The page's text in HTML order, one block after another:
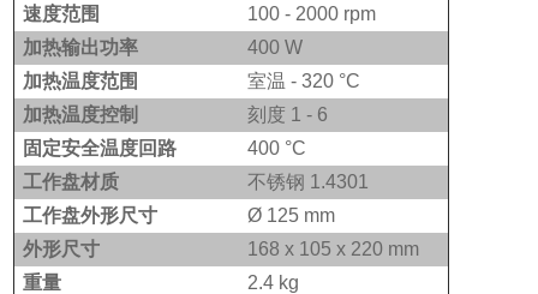
速度范围
100 - 2000 rpm
加热输出功率
400 W
加热温度范围
室温 - 320 °C
加热温度控制
刻度 1 - 6
固定安全温度回路
400 °C
工作盘材质
不锈钢 1.4301
工作盘外形尺寸
Ø 125 mm
外形尺寸
168 x 105 x 220 mm
重量
2.4 kg